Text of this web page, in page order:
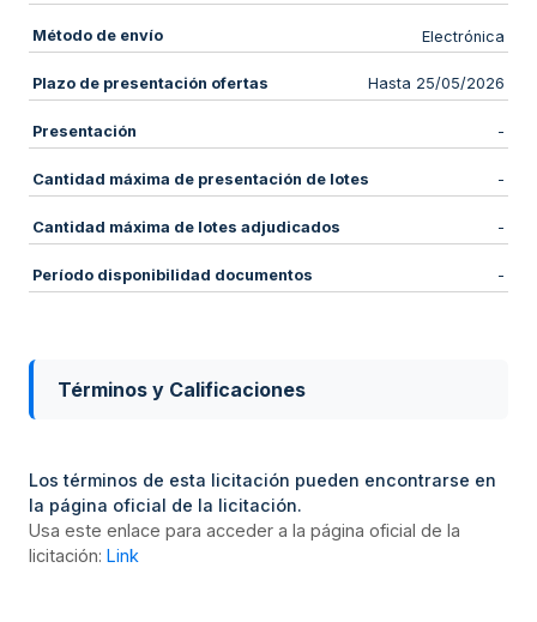
Método de envío Electrónica
Plazo de presentación ofertas Hasta 25/05/2026
Presentación -
Cantidad máxima de presentación de lotes -
Cantidad máxima de lotes adjudicados -
Período disponibilidad documentos -
Términos y Calificaciones
Los términos de esta licitación pueden encontrarse en
la página oficial de la licitación.
Usa este enlace para acceder a la página oficial de la
licitación: Link